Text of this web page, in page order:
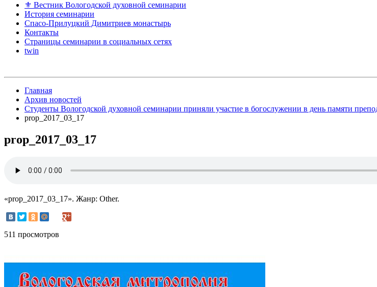
⚜ Вестник Вологодской духовной семинарии
История семинарии
Спасо-Прилуцкий Димитриев монастырь
Контакты
Страницы семинарии в социальных сетях
twin
Главная
Архив новостей
Студенты Вологодской духовной семинарии приняли участие в богослужении в день памяти
prop_2017_03_17
prop_2017_03_17
«prop_2017_03_17». Жанр: Other.
511 просмотров